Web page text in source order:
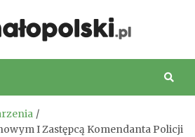
I Zastępcą Komendanta Policji